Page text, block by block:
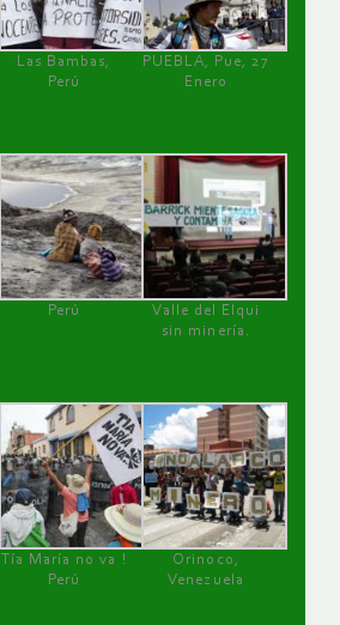
Las Bambas,
Perú
PUEBLA, Pue, 27
Enero
Perú
Valle del Elqui
sin minería.
Tía María no va !
Perú
Orinoco,
Venezuela